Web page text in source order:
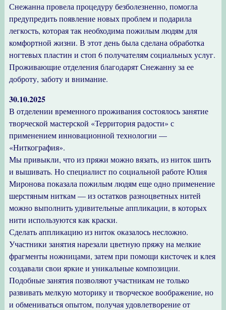
Снежанна провела процедуру безболезненно, помогла
предупредить появление новых проблем и подарила
легкость, которая так необходима пожилым людям для
комфортной жизни. В этот день была сделана обработка
ногтевых пластин и стоп 6 получателям социальных услуг.
Проживающие отделения благодарят Снежанну за ее
доброту, заботу и внимание.
30.10.2025
В отделении временного проживания состоялось занятие
творческой мастерской «Территория радости» с
применением инновационной технологии —
«Ниткография».
Мы привыкли, что из пряжи можно вязать, из ниток шить
и вышивать. Но специалист по социальной работе Юлия
Миронова показала пожилым людям еще одно применение
шерстяным ниткам — из остатков разноцветных нитей
можно выполнить удивительные аппликации, в которых
нити используются как краски.
Сделать аппликацию из ниток оказалось несложно.
Участники занятия нарезали цветную пряжу на мелкие
фрагменты ножницами, затем при помощи кисточек и клея
создавали свои яркие и уникальные композиции.
Подобные занятия позволяют участникам не только
развивать мелкую моторику и творческое воображение, но
и обмениваться опытом, получая удовлетворение от